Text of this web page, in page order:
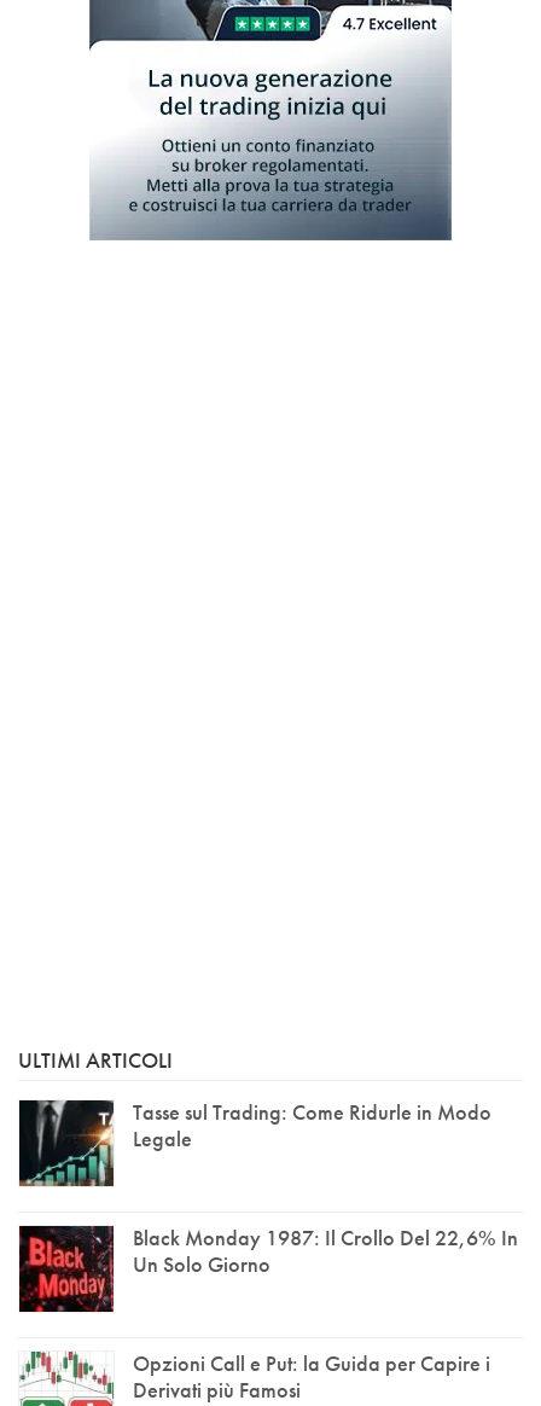
ULTIMI ARTICOLI
Tasse sul Trading: Come Ridurle in Modo
Legale
Black Monday 1987: Il Crollo Del 22,6% In
Un Solo Giorno
Opzioni Call e Put: la Guida per Capire i
Derivati più Famosi